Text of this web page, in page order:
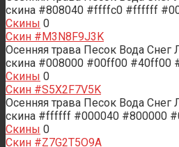
скина #808040 #ffffc0 #ffffff
Скины 0
Скин #M3N8F9J3K
Осенняя трава Песок Вода
скина #008000 #00ff00
Скины 0
Скин #S5X2F7V5K
Осенняя трава Песок Вода
скина #ffffff #000040 #800000
Скины 0
Скин #Z7G2T5O9A